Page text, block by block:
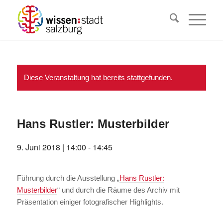
Diese Veranstaltung hat bereits stattgefunden.
Hans Rustler: Musterbilder
9. Juni 2018 | 14:00 - 14:45
Führung durch die Ausstellung „Hans Rustler:
Musterbilder“ und durch die Räume des Archiv mit
Präsentation einiger fotografischer Highlights.